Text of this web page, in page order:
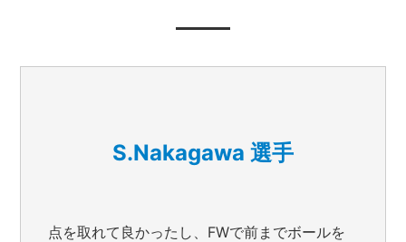
S.Nakagawa 選手
点を取れて良かったし、FWで前までボールを